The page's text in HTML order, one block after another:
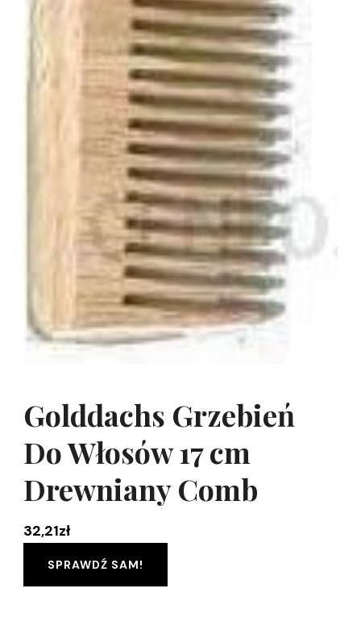
Golddachs Grzebień
Do Włosów 17 cm
Drewniany Comb
32,21zł
SPRAWDŹ SAM!